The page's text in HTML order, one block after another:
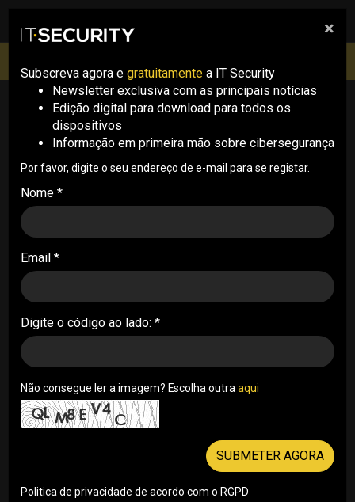
pesquisa
Inscrições abertas
S.Labs
Estado civil da nação: numa relação
complicada com a geopolítica
S.LABS . 29/07/2026
×
Subscreva agora e gratuitamente a IT Security
Newsletter exclusiva com as principais notícias
Edição digital para download para todos os
dispositivos
Informação em primeira mão sobre cibersegurança
Por favor, digite o seu endereço de e-mail para se registar.
Nome *
Email *
Digite o código ao lado: *
Não consegue ler a imagem? Escolha outra aqui
SUBMETER AGORA
Politica de privacidade de acordo com o RGPD